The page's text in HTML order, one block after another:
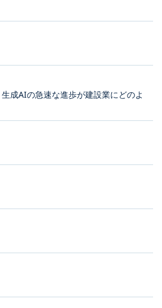
生成AIの急速な進歩が建設業にどのよ